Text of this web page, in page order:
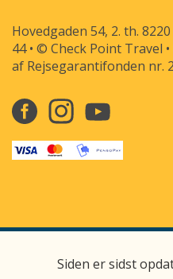
Hovedgaden 54, 2. th.
44 • © Check Point Travel
af Rejsegarantifonden nr.
Siden er sidst